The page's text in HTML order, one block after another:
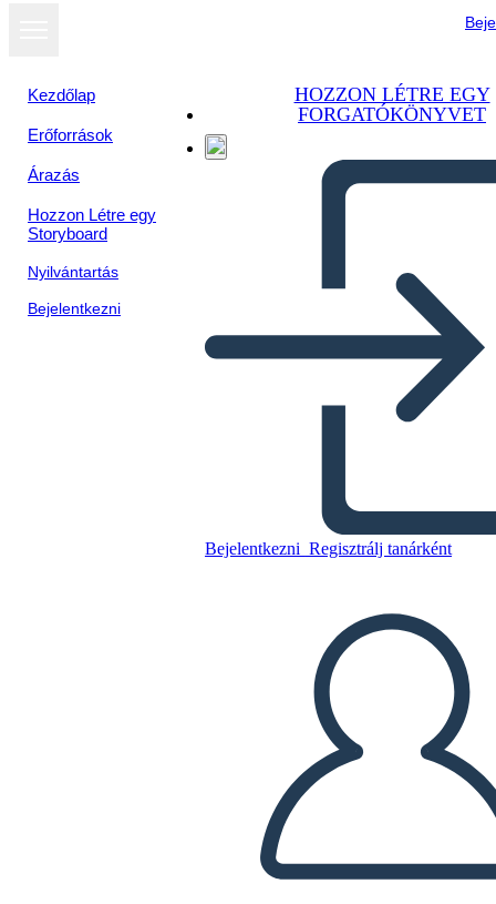
Kezdőlap
Erőforrások
Árazás
Hozzon Létre egy
Storyboard
Nyilvántartás
Bejelentkezni
HOZZON LÉTRE EGY
FORGATÓKÖNYVET
Bejelentkezni Regisztrálj tanárként
Másolja ezt a forgatókönyvet
DIAVETÍTÉS LEJÁTSZÁSA
OLVASS NEKEM